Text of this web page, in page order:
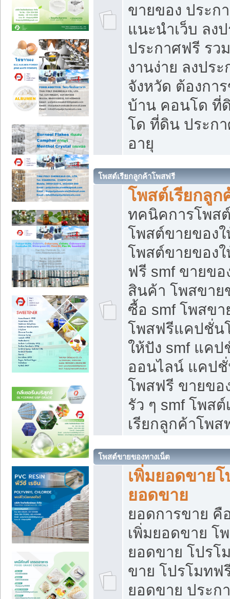
ขายของ ประก
แนะนำเว็บ ลง
ประกาศฟรี รว
งานง่าย ลงปร
จังหวัด ต้องกา
บ้าน คอนโด ที่
โด ที่ดิน ประก
อายุ
โพสต์เรียกลูกค้าโพสฟรี
โพสต์เรียกลูก
ทคนิคการโพส
โพสต์ขายของ
โพสต์ขายของ
ฟรี smf ขายข
สินค้า โพสขาย
ซื้อ smf โพสข
โพสฟรีแคปชั่น
ให้ปัง smf แค
ออนไลน์ แคป
โพสฟรี ขายขอ
รัว ๆ smf โพส
เรียกลูกค้าโพส
โพสต์ขายของทางเน็ต
เพิ่มยอดขาย
ยอดขาย
ยอดการขาย คื
เพิ่มยอดขาย โ
ยอดขาย โปรโ
ขาย โปรโมทฟ
ยอดขาย ประก